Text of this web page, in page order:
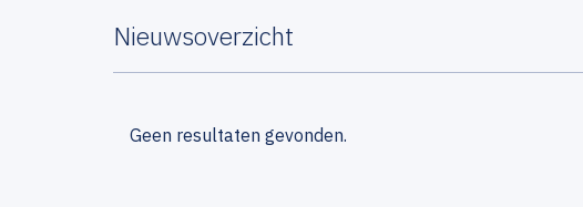
Nieuwsoverzicht
Geen resultaten gevonden.